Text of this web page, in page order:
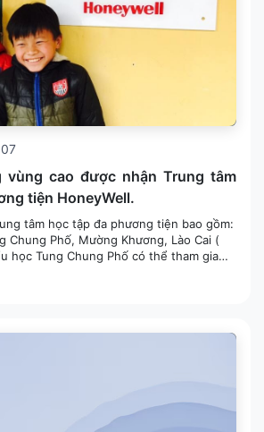
vùng cao được nhận Trung tâm
tiện HoneyWell.
tâm học tập đa phương tiện bao gồm:
Chung Phố, Mường Khương, Lào Cai (
học Tung Chung Phố có thể tham gia